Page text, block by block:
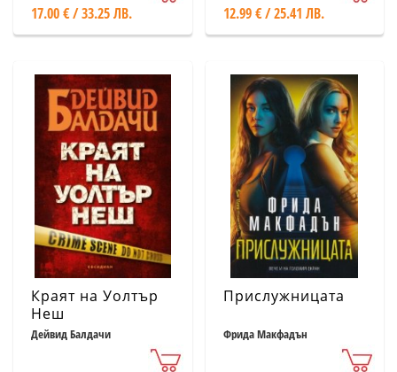
17.00 € / 33.25 ЛВ. 12.99 € / 25.41 ЛВ.
Краят на Уолтър
Неш
Дейвид Балдачи
Прислужницата
Фрида Макфадън